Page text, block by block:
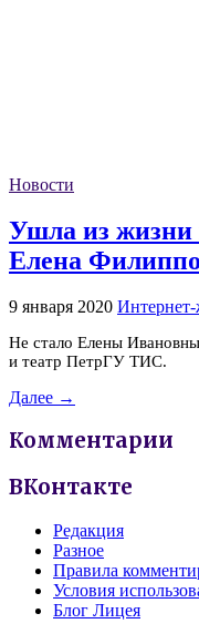
Новости
Ушла из жизни
Елена
9 января 2020
Не стало Елены
и театр ПетрГУ ТИС.
Далее →
Комментарии
ВКонтакте
Редакция
Разное
Правила
Условия
Блог Лицея